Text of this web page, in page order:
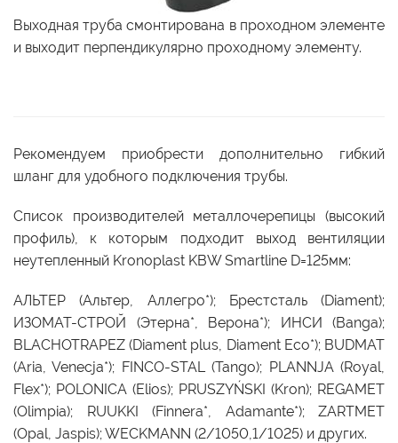
Выходная труба смонтирована в проходном элементе
и выходит перпендикулярно проходному элементу.
Рекомендуем приобрести дополнительно гибкий
шланг для удобного подключения трубы.
Список производителей металлочерепицы (высокий
профиль), к которым подходит выход вентиляции
неутепленный Kronoplast KBW Smartline D=125мм:
АЛЬТЕР (Альтер, Аллегро*); Брестсталь (Diament);
ИЗОМАТ-СТРОЙ (Этерна*, Верона*); ИНСИ (Banga);
BLACHOTRAPEZ (Diament plus, Diament Eco*); BUDMAT
(Aria, Venecja*); FINCO-STAL (Tango); PLANNJA (Royal,
Flex*); POLONICA (Elios); PRUSZYŃSKI (Kron); REGAMET
(Olimpia); RUUKKI (Finnera*, Adamante*); ZARTMET
(Opal, Jaspis); WECKMANN (2/1050,1/1025) и других.